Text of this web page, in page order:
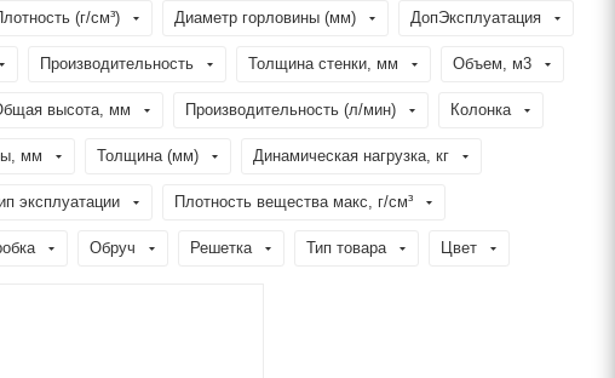
(г/см³) Диаметр горловины (мм) ДопЭксплуатация
Производительность Толщина стенки, мм Объем, м3
высота, мм Производительность (л/мин) Колонка
мм Толщина (мм) Динамическая нагрузка, кг
эксплуатации Плотность вещества макс, г/см³
Обруч Решетка Тип товара Цвет